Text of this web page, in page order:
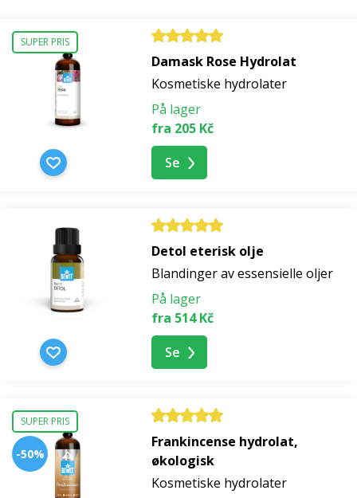
SUPER PRIS
Damask Rose Hydrolat
Kosmetiske hydrolater
På lager
fra 205 Kč
Se
Detol eterisk olje
Blandinger av essensielle oljer
På lager
fra 514 Kč
Se
SUPER PRIS
-50%
Frankincense hydrolat,
økologisk
Kosmetiske hydrolater